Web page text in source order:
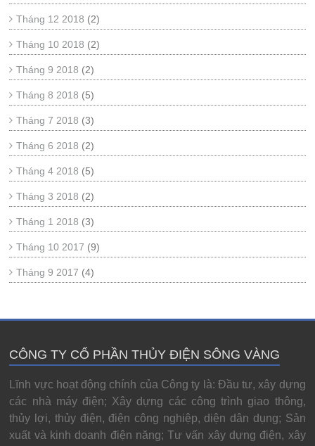
Tháng 12 2018 (2)
Tháng 10 2018 (2)
Tháng 9 2018 (2)
Tháng 8 2018 (5)
Tháng 7 2018 (3)
Tháng 6 2018 (2)
Tháng 4 2018 (5)
Tháng 3 2018 (2)
Tháng 1 2018 (3)
Tháng 10 2017 (9)
Tháng 9 2017 (4)
CÔNG TY CỔ PHẦN THỦY ĐIỆN SÔNG VÀNG
Lĩnh vực hoạt động chính của Công ty là: Đầu tư, xây dựng
các nhà máy điện; Xây dựng các công trình giao thông,
thủy lợi, thủy điện, điện công nghiệp, diện dân dụng; Sản
xuất và kinh doanh điện năng; Tư vấn xây dựng điện, xây